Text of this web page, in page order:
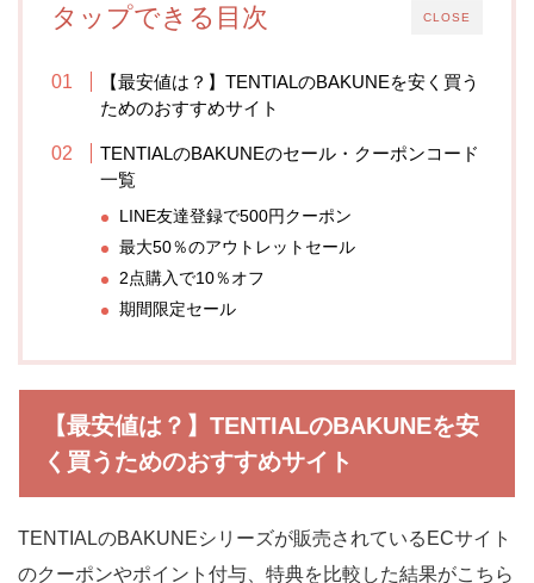
CLOSE
タップできる目次
【最安値は？】TENTIALのBAKUNEを安く買う
ためのおすすめサイト
TENTIALのBAKUNEのセール・クーポンコード
一覧
LINE友達登録で500円クーポン
最大50％のアウトレットセール
2点購入で10％オフ
期間限定セール
【最安値は？】TENTIALのBAKUNEを安
く買うためのおすすめサイト
TENTIALのBAKUNEシリーズが販売されているECサイト
のクーポンやポイント付与、特典を比較した結果がこちら